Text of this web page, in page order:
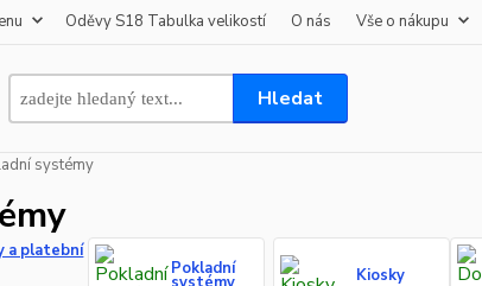
Oděvy S18 Tabulka velikostí O nás Vše o nákupu
Hledat
systémy
a platební
Pokladní Kiosky